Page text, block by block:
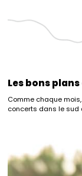
Les bons
Comme chaque
concerts dans le sud